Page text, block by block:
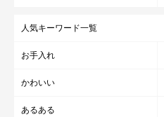
人気キーワード一覧
お手入れ
かわいい
あるある